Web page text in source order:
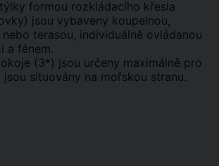
formou rozkládacího křesla
jsou vybaveny koupelnou,
nebo terasou, individuálně ovládanou
a fénem.
(3*) jsou určeny maximálně pro
situovány na mořskou stranu.